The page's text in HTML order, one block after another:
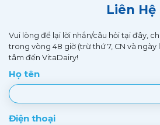
Liên Hệ
Vui lòng để lại lời nhắn/câu hỏi tại đây,
trong vòng 48 giờ (trừ thứ 7, CN và ngày
tâm đến VitaDairy!
Họ tên
Điện thoại